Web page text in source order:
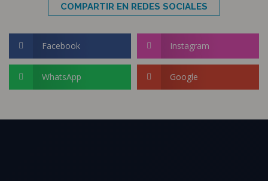
COMPARTIR EN REDES SOCIALES
Facebook Instagram
WhatsApp Google